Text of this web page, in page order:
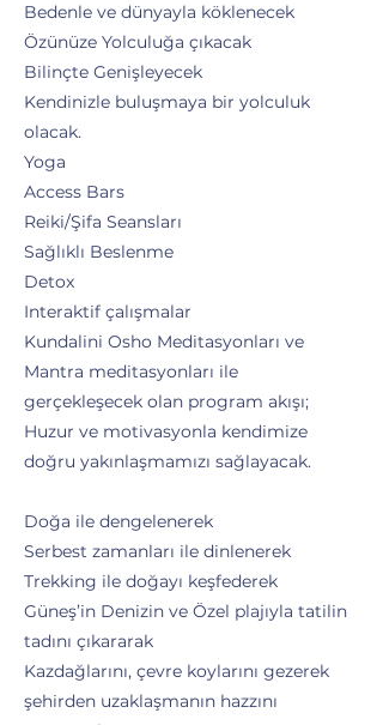
Bedenle ve dünyayla köklenecek
Özünüze Yolculuğa çıkacak
Bilinçte Genişleyecek
Kendinizle buluşmaya bir yolculuk
olacak.
Yoga
Access Bars
Reiki/Şifa Seansları
Sağlıklı Beslenme
Detox
Interaktif çalışmalar
Kundalini Osho Meditasyonları ve
Mantra meditasyonları ile
gerçekleşecek olan program akışı;
Huzur ve motivasyonla kendimize
doğru yakınlaşmamızı sağlayacak.
Doğa ile dengelenerek
Serbest zamanları ile dinlenerek
Trekking ile doğayı keşfederek
Güneş’in Denizin ve Özel plajıyla tatilin
tadını çıkararak
Kazdağlarını, çevre koylarını gezerek
şehirden uzaklaşmanın hazzını